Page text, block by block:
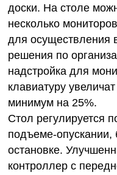
доски. На столе
несколько
для осуществления
решения по
надстройка для
клавиатуру
минимум на 25%.
Стол регулируется
подъеме-опускании,
остановке.
контроллер с